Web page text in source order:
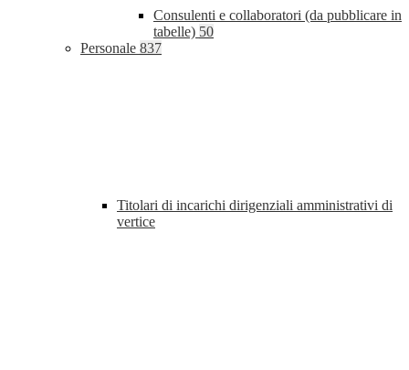
Consulenti e collaboratori (da pubblicare in
tabelle) 50
Personale 837
Titolari di incarichi dirigenziali amministrativi di
vertice